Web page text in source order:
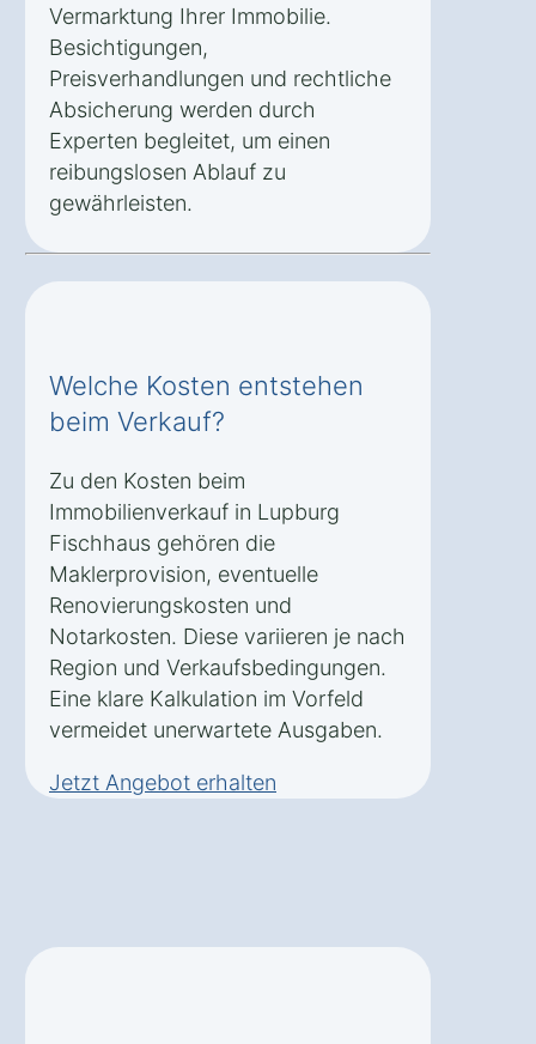
Vermarktung Ihrer Immobilie.
Besichtigungen,
Preisverhandlungen und rechtliche
Absicherung werden durch
Experten begleitet, um einen
reibungslosen Ablauf zu
gewährleisten.
Welche Kosten entstehen
beim Verkauf?
Zu den Kosten beim
Immobilienverkauf in Lupburg
Fischhaus gehören die
Maklerprovision, eventuelle
Renovierungskosten und
Notarkosten. Diese variieren je nach
Region und Verkaufsbedingungen.
Eine klare Kalkulation im Vorfeld
vermeidet unerwartete Ausgaben.
Jetzt Angebot erhalten